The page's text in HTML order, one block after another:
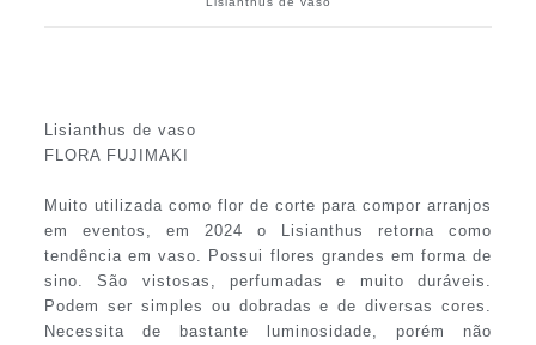
Lisianthus de vaso
FLORA FUJIMAKI
Muito utilizada como flor de corte para compor arranjos
em eventos, em 2024 o Lisianthus retorna como
tendência em vaso. Possui flores grandes em forma de
sino. São vistosas, perfumadas e muito duráveis.
Podem ser simples ou dobradas e de diversas cores.
Necessita de bastante luminosidade, porém não